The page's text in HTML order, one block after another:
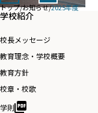
の
ペ
ー
ジ
送
り
トップ/お知らせ/2025年度
学校紹介
校長メッセージ
教育理念・学校概要
教育方針
校章・校歌
学則